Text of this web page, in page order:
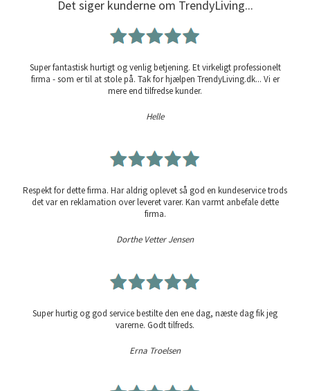
Det siger kunderne om TrendyLiving...
Super fantastisk hurtigt og venlig betjening. Et virkeligt professionelt
firma - som er til at stole på. Tak for hjælpen TrendyLiving.dk... Vi er
mere end tilfredse kunder.
Helle
Respekt for dette firma. Har aldrig oplevet så god en kundeservice trods
det var en reklamation over leveret varer. Kan varmt anbefale dette
firma.
Dorthe Vetter Jensen
Super hurtig og god service bestilte den ene dag, næste dag fik jeg
varerne. Godt tilfreds.
Erna Troelsen